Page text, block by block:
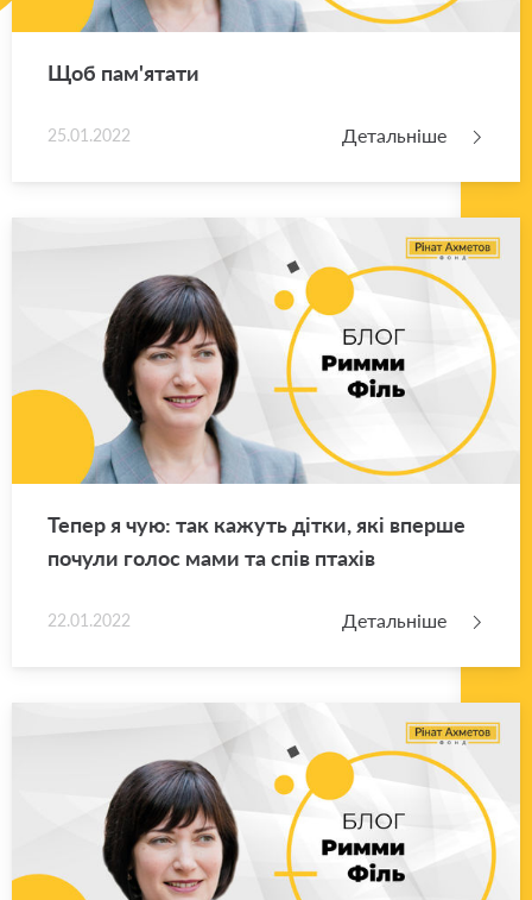
Щоб па­м'я­та­ти
25.01.2022 Детальніше
Тепер я чую: так ка­жуть дітки, які впер­ше
по­чу­ли голос мами та спів пта­хів
22.01.2022 Детальніше